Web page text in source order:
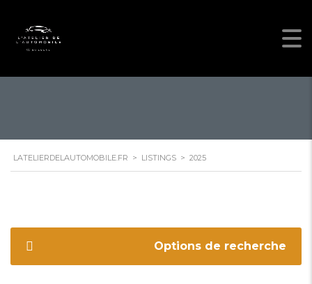
LATELIERDELAUTOMOBILE.FR > LISTINGS > 2025
Options de recherche